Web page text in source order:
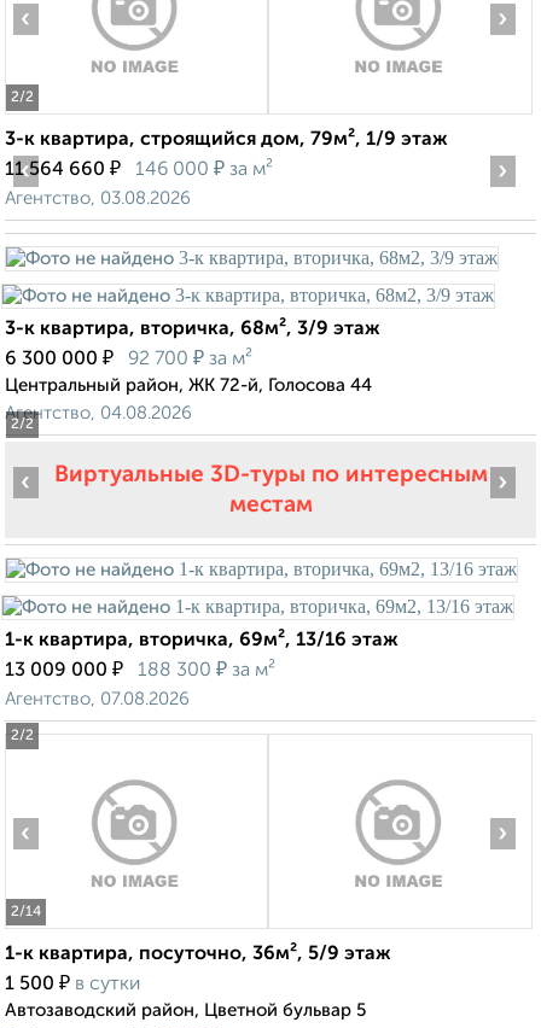
2/2
‹ ›
3-к квартира, строящийся дом, 79м², 1/9 этаж
11 564 660 ₽ 146 000 ₽ за м²
Агентство, 03.08.2026
2/2
‹ ›
3-к квартира, вторичка, 68м², 3/9 этаж
6 300 000 ₽ 92 700 ₽ за м²
Центральный район, ЖК 72-й, Голосова 44
Агентство, 04.08.2026
Виртуальные 3D-туры по интересным
местам
2/2
‹ ›
1-к квартира, вторичка, 69м², 13/16 этаж
13 009 000 ₽ 188 300 ₽ за м²
Агентство, 07.08.2026
2/14
‹ ›
1-к квартира, посуточно, 36м², 5/9 этаж
1 500 ₽ в сутки
Автозаводский район, Цветной бульвар 5